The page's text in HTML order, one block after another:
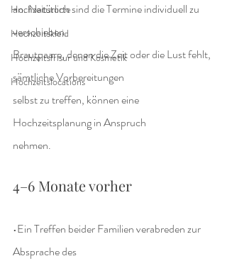
Hochzeitstorte
Hochzeitskleid
Hochzeitsfrisur und Kosmetik
Hochzeitslocations
an. Natürlich sind die Termine individuell zu
verschieben.
Brautpaare, denen die Zeit oder die Lust fehlt,
sämtliche Vorbereitungen
selbst zu treffen, können eine
Hochzeitsplanung in Anspruch
nehmen.
4–6 Monate vorher
•Ein Treffen beider Familien verabreden zur
Absprache des